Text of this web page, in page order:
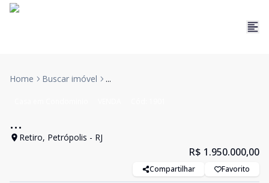
Home Buscar imóvel ...
...
Retiro, Petrópolis - RJ
R$ 1.950.000,00
Compartilhar Favorito